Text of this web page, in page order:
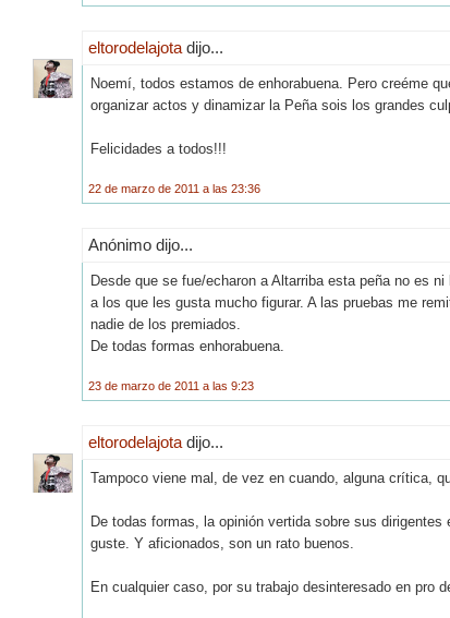
eltorodelajota dijo...
Noemí, todos estamos de enhorabuena. Pero creéme
organizar actos y dinamizar la Peña sois los grandes
Felicidades a todos!!!
22 de marzo de 2011 a las 23:36
Anónimo dijo...
Desde que se fue/echaron a Altarriba esta peña no es
a los que les gusta mucho figurar. A las pruebas me
nadie de los premiados.
De todas formas enhorabuena.
23 de marzo de 2011 a las 9:23
eltorodelajota dijo...
Tampoco viene mal, de vez en cuando, alguna crítica,
De todas formas, la opinión vertida sobre sus
guste. Y aficionados, son un rato buenos.
En cualquier caso, por su trabajo desinteresado en pro